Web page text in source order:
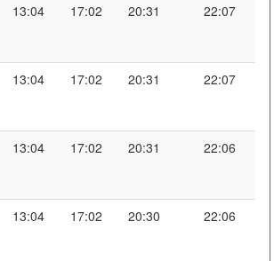
13:04 17:02 20:31 22:07
13:04 17:02 20:31 22:07
13:04 17:02 20:31 22:06
13:04 17:02 20:30 22:06